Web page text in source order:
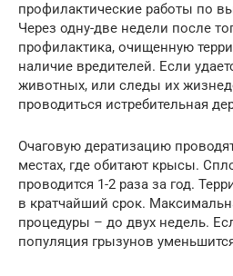
профилактические работы по
Через одну-две недели после
профилактика, очищенную
наличие вредителей. Если
животных, или следы их
проводиться истребительная
Очаговую дератизацию
местах, где обитают крысы.
проводится 1-2 раза за год.
в кратчайший срок.
процедуры – до двух недель.
популяция грызунов